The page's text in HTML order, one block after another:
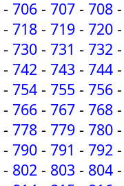
- 706 - 707 - 708 -
- 718 - 719 - 720 -
- 730 - 731 - 732 -
- 742 - 743 - 744 -
- 754 - 755 - 756 -
- 766 - 767 - 768 -
- 778 - 779 - 780 -
- 790 - 791 - 792 -
- 802 - 803 - 804 -